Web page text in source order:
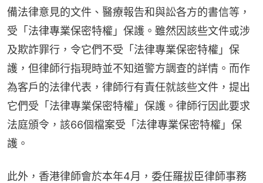
備法律意見的文件、醫療報告和與訟各方的書信等，
受「法律專業保密特權」保護。雖然因該些文件或涉
及欺詐罪行，令它們不受「法律專業保密特權」保
護，但律師行指現時並不知道警方調查的詳情。而作
為客戶的法律代表，律師行有責任就該些文件，提出
它們受「法律專業保密特權」保護。律師行因此要求
法庭頒令，該66個檔案受「法律專業保密特權」保
護。
此外，香港律師會於本年4月，委任羅拔臣律師事務